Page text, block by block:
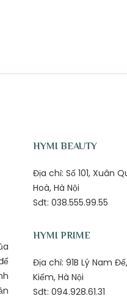
HYMI BEAUTY
Địa chỉ: Số 101, Xuân
Hoà, Hà Nội
Sđt: 038.555.99.55
HYMI PRIME
Địa chỉ: 91B Lý Nam
Kiếm, Hà Nội
Sđt: 094.928.61.31